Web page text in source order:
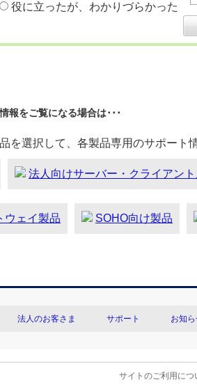
役に立ったが、わかりづらかった
報をご覧になる場合は･･･
を選択して、各製品専用のサポート
法人向けサーバー・クライアン
ウェイ製品 SOHO向け製品
法人のお客さま サポート お知
サイトのご利用につ